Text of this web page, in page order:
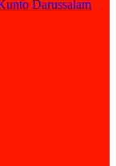
Darussalam